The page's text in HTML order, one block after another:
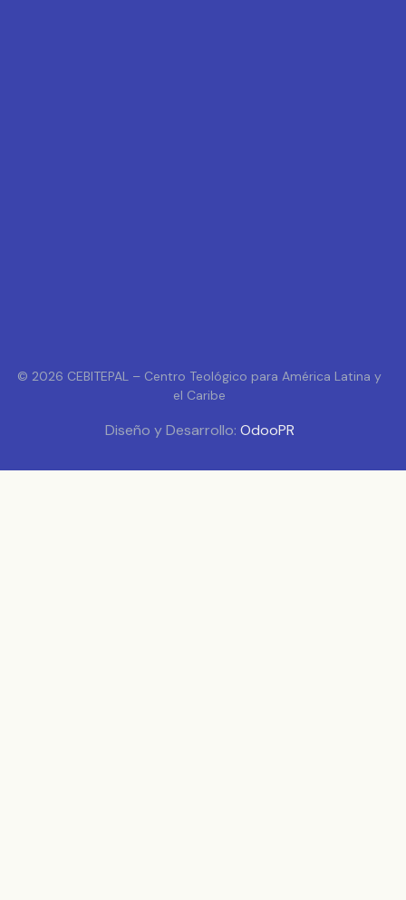
© 2026 CEBITEPAL – Centro Teológico para América Latina y
el Caribe
Diseño y Desarrollo: OdooPR